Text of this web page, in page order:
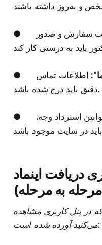
●
سفارش و صدور
● اطلاعات تماس
دقیق باید درج شده باشد.
● استرداد وجه،
دریافت اینماد
به مرحله)
در پنل کاربری مشاهده
می‌کنید آورده شده است: